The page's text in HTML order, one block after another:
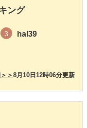
ング
3 hal39
8月10日12時06分更新
＞